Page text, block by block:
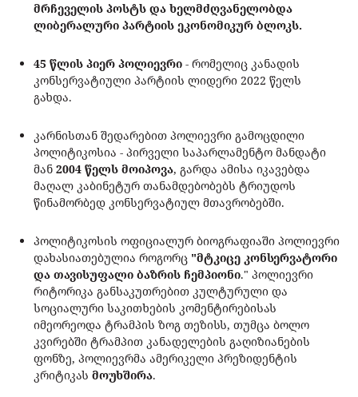
მრჩეველის პოსტს და ხელმძღვანელობდა
ლიბერალური პარტიის ეკონომიკურ ბლოკს.
45 წლის პიერ პოლიევრი - რომელიც კანადის
კონსერვატიული პარტიის ლიდერი 2022 წელს
გახდა.
კარნისთან შედარებით პოლიევრი გამოცდილი
პოლიტიკოსია - პირველი საპარლამენტო მანდატი
მან 2004 წელს მოიპოვა, გარდა ამისა იკავებდა
მაღალ კაბინეტურ თანამდებობებს ტრიუდოს
წინამორბედ კონსერვატიულ მთავრობებში.
პოლიტიკოსის ოფიციალურ ბიოგრაფიაში პოლიევრი
დახასიათებულია როგორც "მტკიცე კონსერვატორი
და თავისუფალი ბაზრის ჩემპიონი." პოლიევრი
რიტორიკა განსაკუთრებით კულტურული და
სოციალური საკითხების კომენტირებისას
იმეორეოდა ტრამპის ზოგ თეზისს, თუმცა ბოლო
კვირებში ტრამპით კანადელების გაღიზიანების
ფონზე, პოლიევრმა ამერიკელი პრეზიდენტის
კრიტიკას მოუხშირა.